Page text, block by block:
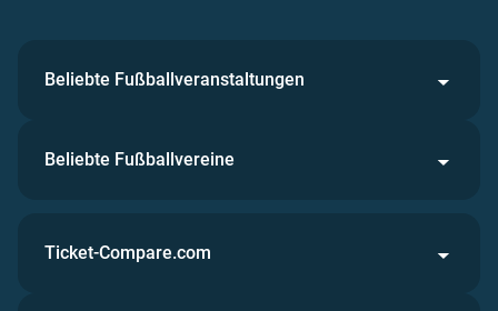
Beliebte Fußballveranstaltungen
Beliebte Fußballvereine
Ticket-Compare.com